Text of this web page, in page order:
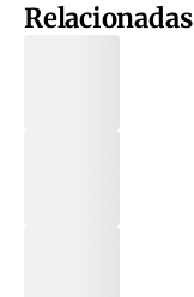
Relacionadas